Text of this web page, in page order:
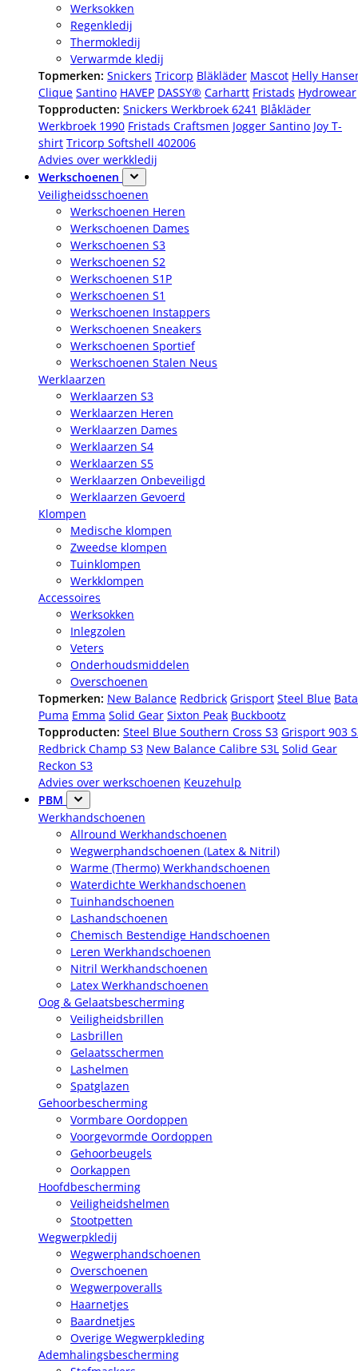
Werksokken
Regenkledij
Thermokledij
Verwarmde kledij
Topmerken: Snickers Tricorp Bläkläder Mascot Helly
Clique Santino HAVEP DASSY® Carhartt Fristads Hydrowear
Topproducten: Snickers Werkbroek 6241 Blåkläder
Werkbroek 1990 Fristads Craftsmen Jogger Santino Joy T-
shirt Tricorp Softshell 402006
Advies over werkkledij
Werkschoenen
Veiligheidsschoenen
Werkschoenen Heren
Werkschoenen Dames
Werkschoenen S3
Werkschoenen S2
Werkschoenen S1P
Werkschoenen S1
Werkschoenen Instappers
Werkschoenen Sneakers
Werkschoenen Sportief
Werkschoenen Stalen Neus
Werklaarzen
Werklaarzen S3
Werklaarzen Heren
Werklaarzen Dames
Werklaarzen S4
Werklaarzen S5
Werklaarzen Onbeveiligd
Werklaarzen Gevoerd
Klompen
Medische klompen
Zweedse klompen
Tuinklompen
Werkklompen
Accessoires
Werksokken
Inlegzolen
Veters
Onderhoudsmiddelen
Overschoenen
Topmerken: New Balance Redbrick Grisport Steel Blue Bata
Puma Emma Solid Gear Sixton Peak Buckbootz
Topproducten: Steel Blue Southern Cross S3 Grisport 903
Redbrick Champ S3 New Balance Calibre S3L Solid Gear
Reckon S3
Advies over werkschoenen Keuzehulp
PBM
Werkhandschoenen
Allround Werkhandschoenen
Wegwerphandschoenen (Latex & Nitril)
Warme (Thermo) Werkhandschoenen
Waterdichte Werkhandschoenen
Tuinhandschoenen
Lashandschoenen
Chemisch Bestendige Handschoenen
Leren Werkhandschoenen
Nitril Werkhandschoenen
Latex Werkhandschoenen
Oog & Gelaatsbescherming
Veiligheidsbrillen
Lasbrillen
Gelaatsschermen
Lashelmen
Spatglazen
Gehoorbescherming
Vormbare Oordoppen
Voorgevormde Oordoppen
Gehoorbeugels
Oorkappen
Hoofdbescherming
Veiligheidshelmen
Stootpetten
Wegwerpkledij
Wegwerphandschoenen
Overschoenen
Wegwerpoveralls
Haarnetjes
Baardnetjes
Overige Wegwerpkleding
Ademhalingsbescherming